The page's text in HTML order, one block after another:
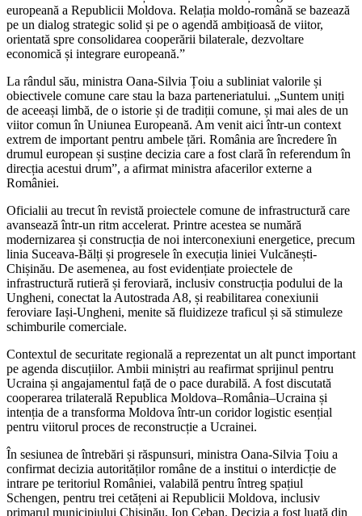
europeană a Republicii Moldova. Relația moldo-română se bazează
pe un dialog strategic solid și pe o agendă ambițioasă de viitor,
orientată spre consolidarea cooperării bilaterale, dezvoltare
economică și integrare europeană.”
La rândul său, ministra Oana-Silvia Țoiu a subliniat valorile și
obiectivele comune care stau la baza parteneriatului. „Suntem uniți
de aceeași limbă, de o istorie și de tradiții comune, și mai ales de un
viitor comun în Uniunea Europeană. Am venit aici într-un context
extrem de important pentru ambele țări. România are încredere în
drumul european și susține decizia care a fost clară în referendum în
direcția acestui drum”, a afirmat ministra afacerilor externe a
României.
Oficialii au trecut în revistă proiectele comune de infrastructură care
avansează într-un ritm accelerat. Printre acestea se numără
modernizarea și construcția de noi interconexiuni energetice, precum
linia Suceava-Bălți și progresele în execuția liniei Vulcănești-
Chișinău. De asemenea, au fost evidențiate proiectele de
infrastructură rutieră și feroviară, inclusiv construcția podului de la
Ungheni, conectat la Autostrada A8, și reabilitarea conexiunii
feroviare Iași-Ungheni, menite să fluidizeze traficul și să stimuleze
schimburile comerciale.
Contextul de securitate regională a reprezentat un alt punct important
pe agenda discuțiilor. Ambii miniștri au reafirmat sprijinul pentru
Ucraina și angajamentul față de o pace durabilă. A fost discutată
cooperarea trilaterală Republica Moldova–România–Ucraina și
intenția de a transforma Moldova într-un coridor logistic esențial
pentru viitorul proces de reconstrucție a Ucrainei.
În sesiunea de întrebări și răspunsuri, ministra Oana-Silvia Țoiu a
confirmat decizia autorităților române de a institui o interdicție de
intrare pe teritoriul României, valabilă pentru întreg spațiul
Schengen, pentru trei cetățeni ai Republicii Moldova, inclusiv
primarul municipiului Chișinău, Ion Ceban. Decizia a fost luată din